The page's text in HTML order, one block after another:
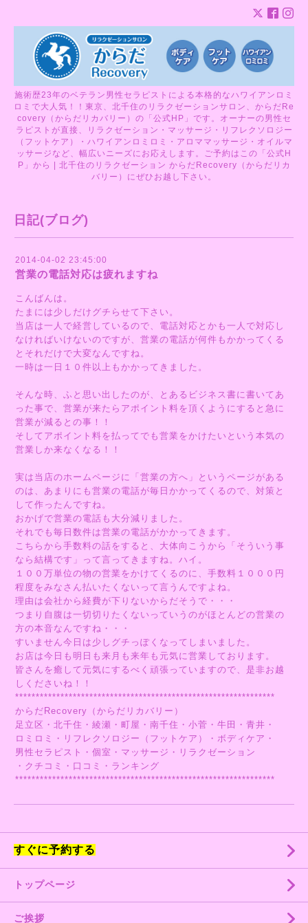
施術歴23年のベテラン男性セラピストによる本格的なハワイアンロミ
ロミで大人気！！東京、北千住のリラクゼーションサロン、からだRe
covery（からだリカバリー）の「公式HP」です。オーナーの男性セ
ラピストが直接、リラクゼーション・マッサージ・リフレクソロジー
（フットケア）・ハワイアンロミロミ・アロママッサージ・オイルマ
ッサージなど、幅広いニーズにお応えします。ご予約はこの「公式H
P」から | 北千住のリラクゼーション からだRecovery（からだリカ
バリー）にぜひお越し下さい。
日記(ブログ)
2014-04-02 23:45:00
営業の電話対応は疲れますね
こんばんは。
たまには少しだけグチらせて下さい。
当店は一人で経営しているので、電話対応とかも一人で対応し
なければいけないのですが、営業の電話が何件もかかってくる
とそれだけで大変なんですね。
一時は一日１０件以上もかかってきました。
そんな時、ふと思い出したのが、とあるビジネス書に書いてあ
った事で、営業が来たらアポイント料を頂くようにすると急に
営業が減るとの事！！
そしてアポイント料を払ってでも営業をかけたいという本気の
営業しか来なくなる！！
実は当店のホームページに「営業の方へ」というページがある
のは、あまりにも営業の電話が毎日かかってくるので、対策と
して作ったんですね。
おかげで営業の電話も大分減りました。
それでも毎日数件は営業の電話がかかってきます。
こちらから手数料の話をすると、大体向こうから「そういう事
なら結構です」って言ってきますね。ハイ。
１００万単位の物の営業をかけてくるのに、手数料１０００円
程度をみなさん払いたくないって言うんですよね。
理由は会社から経費が下りないからだそうで・・・
つまり自腹は一切切りたくないっていうのがほとんどの営業の
方の本音なんですね・・・
すいません今日は少しグチっぽくなってしまいました。
お店は今日も明日も来月も来年も元気に営業しております。
皆さんを癒して元気にするべく頑張っていますので、是非お越
しくださいね！！
***************************************************************
からだRecovery（からだリカバリー）
足立区・北千住・綾瀬・町屋・南千住・小菅・牛田・青井・
ロミロミ・リフレクソロジー（フットケア）・ボディケア・
男性セラピスト・個室・マッサージ・リラクゼーション
・クチコミ・口コミ・ランキング
***************************************************************
すぐに予約する
トップページ
ご挨拶